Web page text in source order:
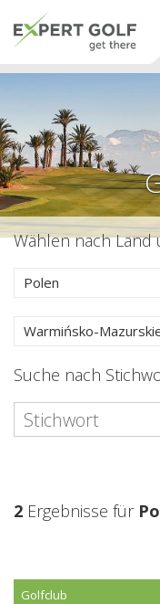
Wählen nach Land
Polen
Warmińsko-
Suche nach
2 Ergebnisse für
Golfclub